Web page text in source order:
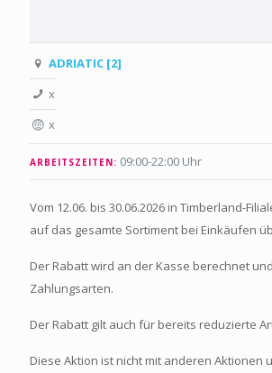
ADRIATIC [2]
x
x
ARBEITSZEITEN: 09:00-22:00 Uhr
Vom 12.06. bis 30.06.2026 in Timberland-
auf das gesamte Sortiment bei Einkäufen
Der Rabatt wird an der Kasse berechnet
Zahlungsarten.
Der Rabatt gilt auch für bereits reduzierte
Diese Aktion ist nicht mit anderen Aktionen